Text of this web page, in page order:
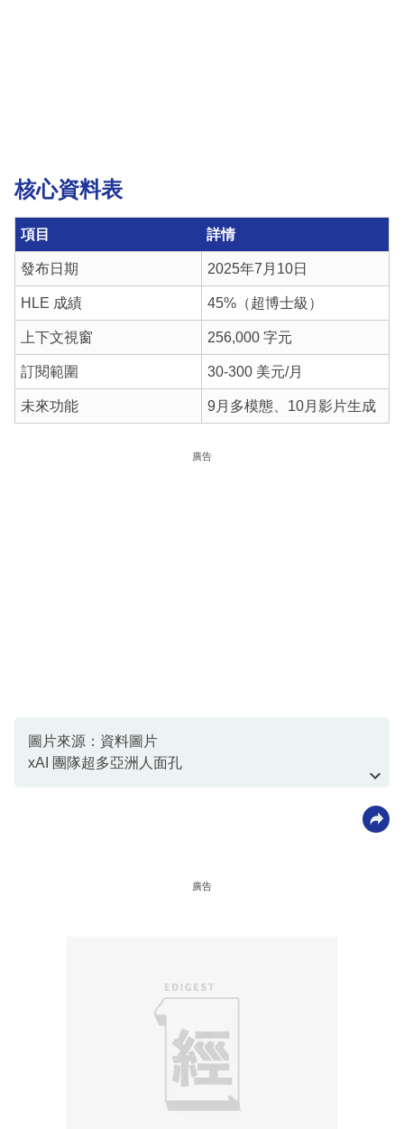
核心資料表
項目 詳情
發布日期 2025年7月10日
HLE 成績 45%（超博士級）
上下文視窗 256,000 字元
訂閱範圍 30-300 美元/月
未來功能 9月多模態、10月影片生成
廣告
圖片來源：資料圖片
xAI 團隊超多亞洲人面孔
廣告